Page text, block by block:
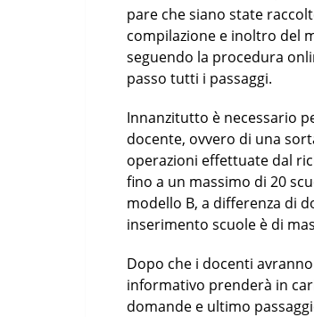
pare che siano state
compilazione e inoltro del
seguendo la procedura
passo tutti i passaggi.
Innanzitutto è necessario
docente, ovvero di una
operazioni effettuate dal
fino a un massimo di 20
modello B, a differenza di
inserimento scuole è di
Dopo che i docenti
informativo prenderà in
domande e ultimo